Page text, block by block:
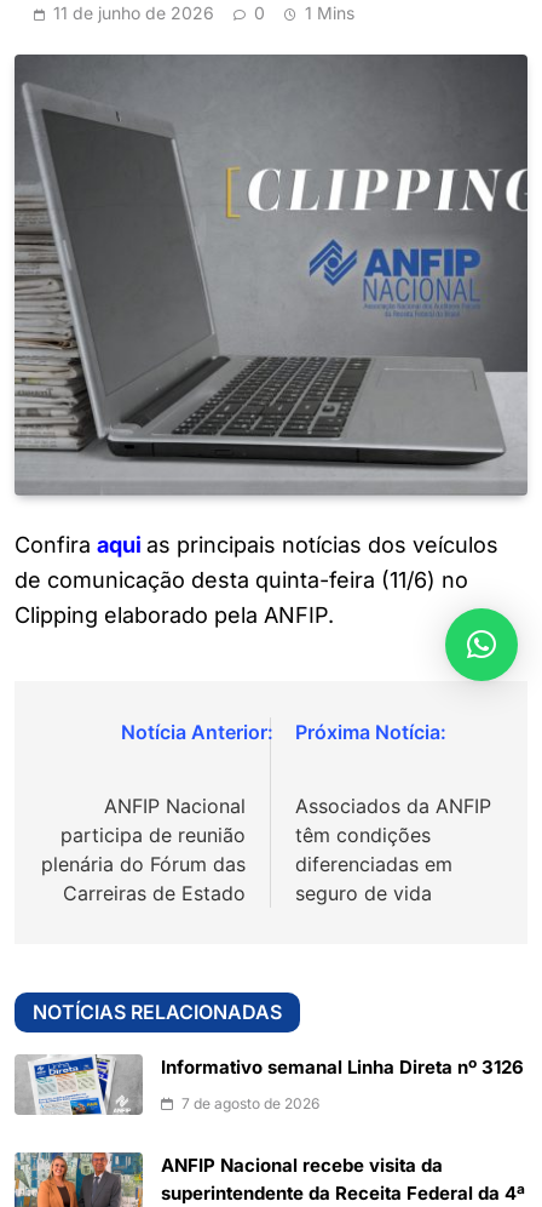
11 de junho de 2026 0 1 Mins
Confira aqui as principais notícias dos veículos
de comunicação desta quinta-feira (11/6) no
Clipping elaborado pela ANFIP.
Navegação
Post
ANFIP Nacional
participa de reunião
plenária do Fórum das
Carreiras de Estado
Associados da ANFIP
têm condições
diferenciadas em
seguro de vida
NOTÍCIAS RELACIONADAS
Informativo semanal Linha Direta nº 3126
7 de agosto de 2026
ANFIP Nacional recebe visita da
superintendente da Receita Federal da 4ª